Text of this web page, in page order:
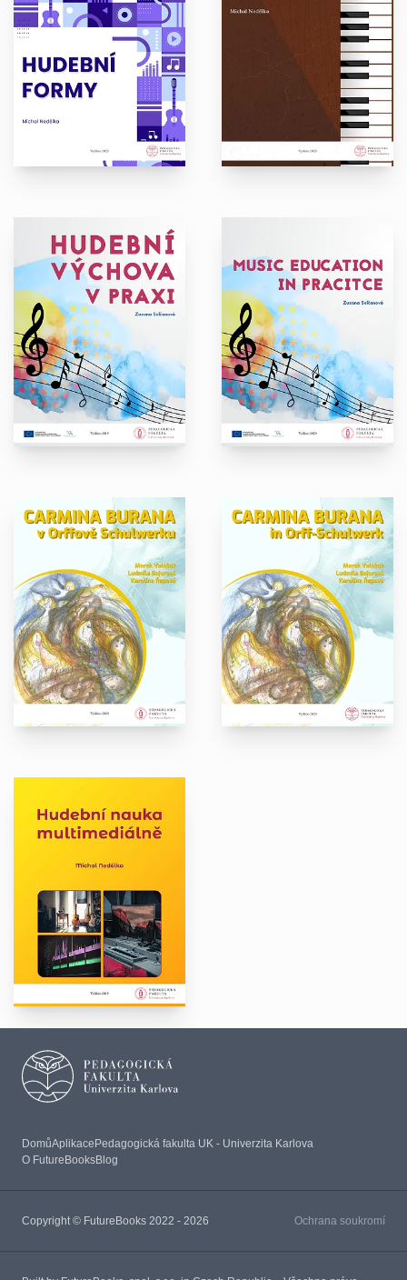
DomůAplikace Pedagogická fakulta UK - Univerzita Karlova
O FutureBooksBlog
Copyright © FutureBooks 2022 - 2026 Ochrana soukromí